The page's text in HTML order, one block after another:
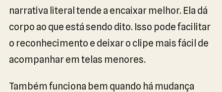
narrativa literal tende a encaixar melhor. Ela dá
corpo ao que está sendo dito. Isso pode facilitar
o reconhecimento e deixar o clipe mais fácil de
acompanhar em telas menores.
Também funciona bem quando há mudança